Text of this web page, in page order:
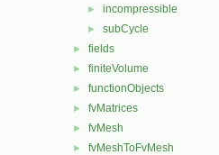
► incompressible
► subCycle
► fields
► finiteVolume
► functionObjects
► fvMatrices
► fvMesh
► fvMeshToFvMesh